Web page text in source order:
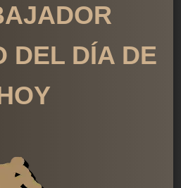
DEL DÍA DE